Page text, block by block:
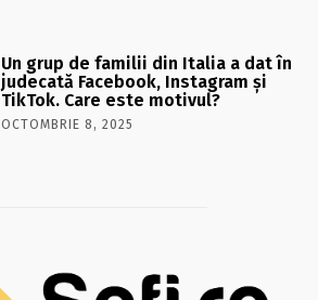
Un grup de familii din Italia a dat în
judecată Facebook, Instagram și
TikTok. Care este motivul?
OCTOMBRIE 8, 2025